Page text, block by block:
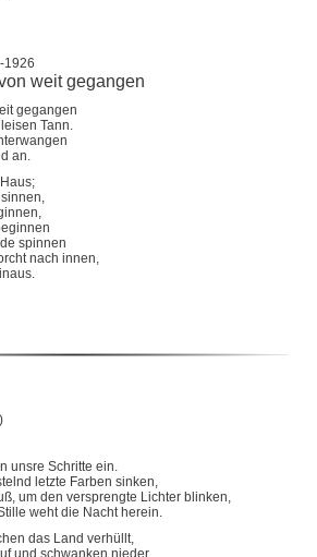
1926
weit gegangen
gegangen
Tann.
an.
spinnen
nach innen,
unsre Schritte ein.
letzte Farben sinken,
um den versprengte Lichter blinken,
weht die Nacht herein.
das Land verhüllt,
und schwanken nieder